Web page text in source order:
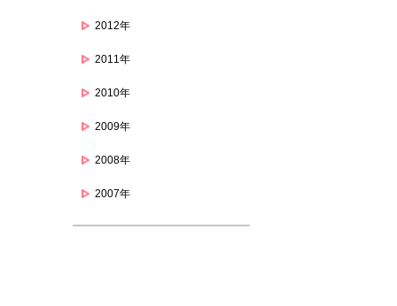
2012年
2011年
2010年
2009年
2008年
2007年